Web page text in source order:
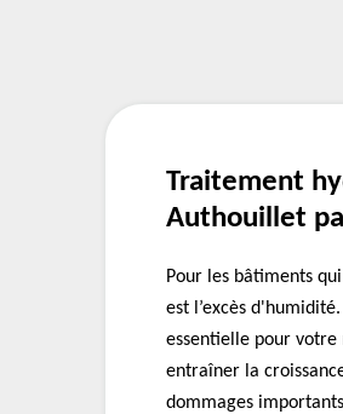
Traitement
Authouillet
Pour les bâtiments
est l’excès
essentielle pour
entraîner la
dommages